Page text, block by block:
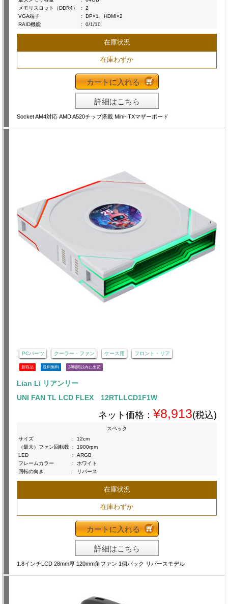
メモリスロット（DDR4）
:
2
VGA端子
:
DP×1、HDMI×2
RAID機能
: 0/1/10
在庫状況
在庫わずか
カートに入れる
詳細はこちら
Socket AM4対応 AMD A520チップ搭載 Mini-ITXマザーボード
PCパーツ クーラー・ファン ケース用 フロント・リア
新商品 送料無料 24時間以内に出荷
Lian Li リアンリー
UNI FAN TL LCD FLEX 12RTLLCD1F1W
ネット価格： ¥8,913(税込)
スペック
サイズ
:
12cm
（最大）ファン回転数 :
1900rpm
LED
:
ARGB
フレームカラー
:
ホワイト
回転の向き
: リバース
在庫状況
在庫わずか
カートに入れる
詳細はこちら
1.8インチLCD 28mm厚 120mm角ファン 1個パック リバースモデル